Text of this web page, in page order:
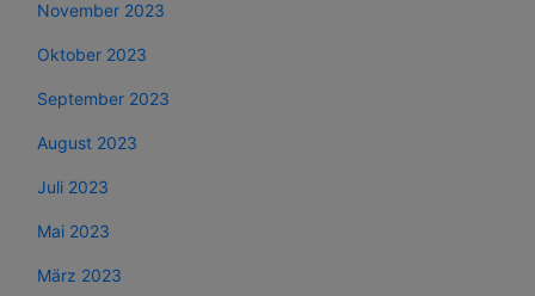
November 2023
Oktober 2023
September 2023
August 2023
Juli 2023
Mai 2023
März 2023